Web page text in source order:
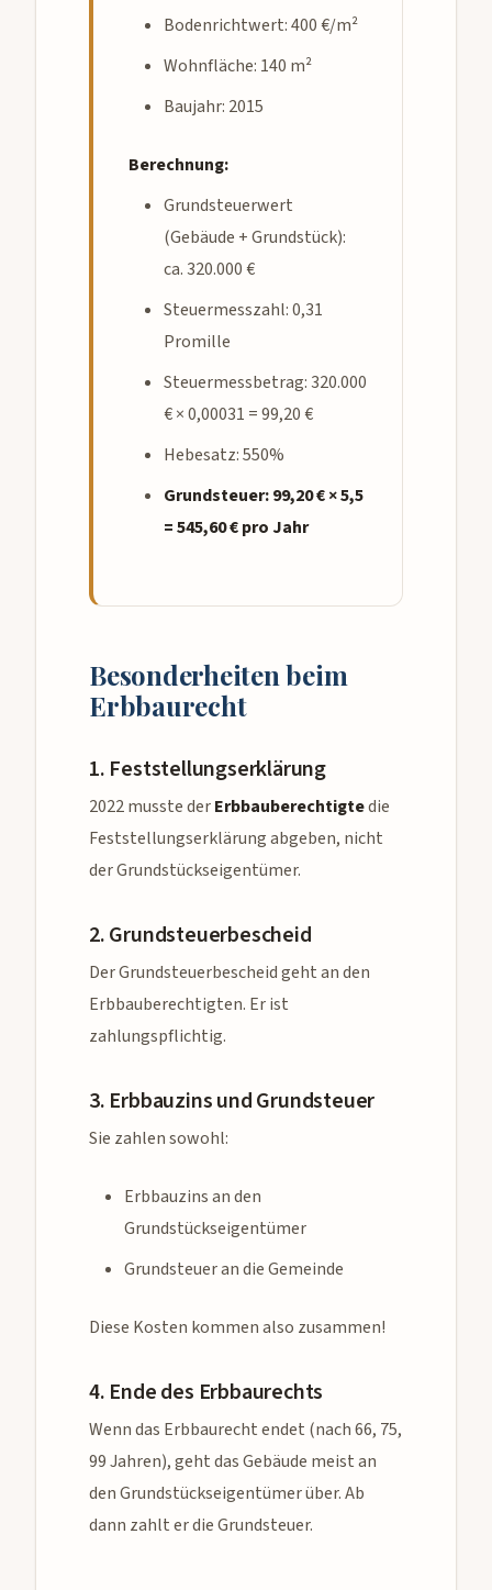
Bodenrichtwert: 400 €/m²
Wohnfläche: 140 m²
Baujahr: 2015
Berechnung:
Grundsteuerwert
(Gebäude + Grundstück):
ca. 320.000 €
Steuermesszahl: 0,31
Promille
Steuermessbetrag: 320.000
€ × 0,00031 = 99,20 €
Hebesatz: 550%
Grundsteuer: 99,20 € × 5,5
= 545,60 € pro Jahr
Besonderheiten beim
Erbbaurecht
1. Feststellungserklärung
2022 musste derErbbauberechtigtedie
Feststellungserklärung abgeben, nicht
der Grundstückseigentümer.
2. Grundsteuerbescheid
Der Grundsteuerbescheid geht an den
Erbbauberechtigten. Er ist
zahlungspflichtig.
3. Erbbauzins und Grundsteuer
Sie zahlen sowohl:
Erbbauzins an den
Grundstückseigentümer
Grundsteuer an die Gemeinde
Diese Kosten kommen also zusammen!
4. Ende des Erbbaurechts
Wenn das Erbbaurecht endet (nach 66, 75,
99 Jahren), geht das Gebäude meist an
den Grundstückseigentümer über. Ab
dann zahlt er die Grundsteuer.